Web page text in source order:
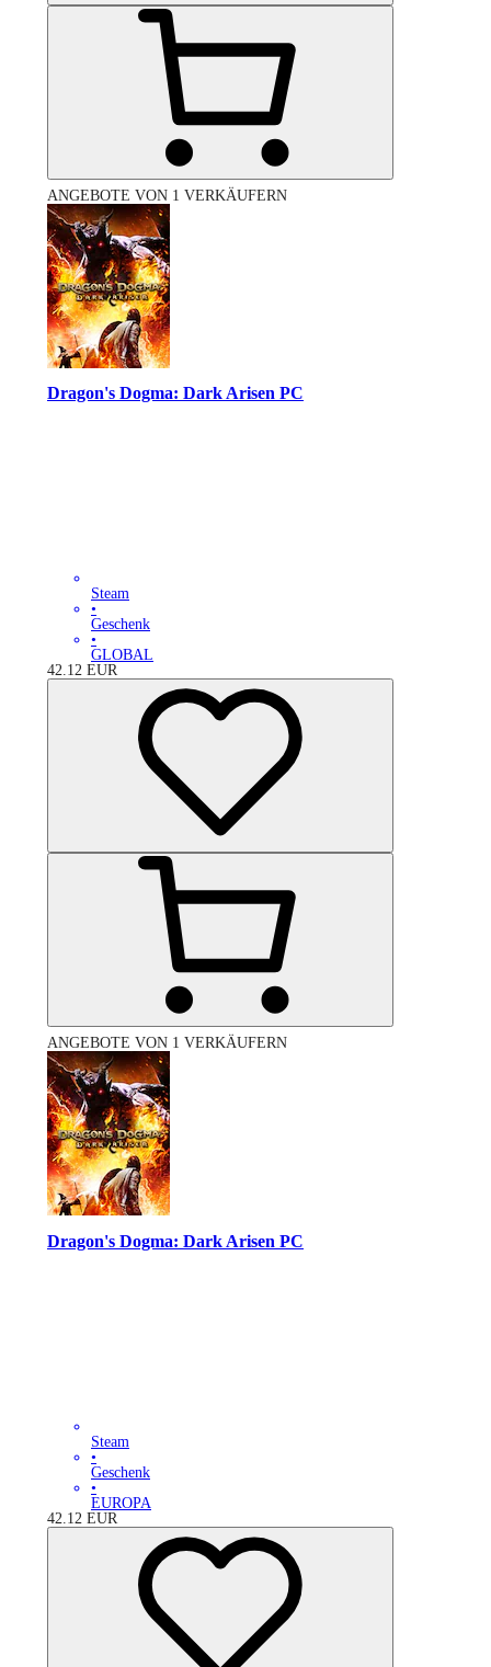
ANGEBOTE VON 1 VERKÄUFERN
Dragon's Dogma: Dark Arisen PC
Steam
•
Geschenk
•
GLOBAL
42.12 EUR
ANGEBOTE VON 1 VERKÄUFERN
Dragon's Dogma: Dark Arisen PC
Steam
•
Geschenk
•
EUROPA
42.12 EUR